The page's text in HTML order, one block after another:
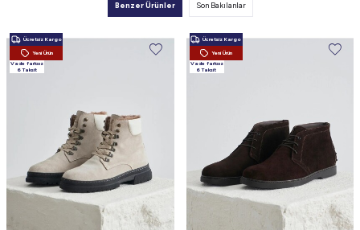
Benzer Ürünler Son Bakılanlar
Ücretsiz Kargo
Yeni Ürün
Vade farksız
6 Taksit
Ücretsiz Kargo
Yeni Ürün
Vade farksız
6 Taksit